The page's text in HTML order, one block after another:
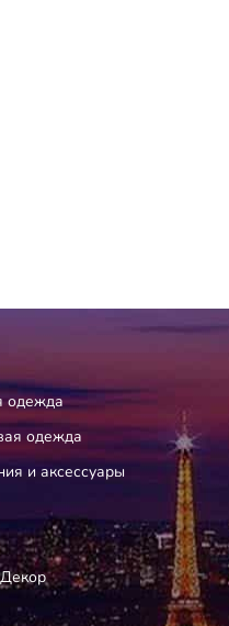
одежда
одежда
и аксессуары